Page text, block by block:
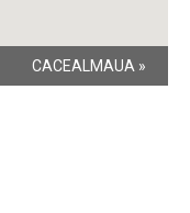
CACEALMAUA »